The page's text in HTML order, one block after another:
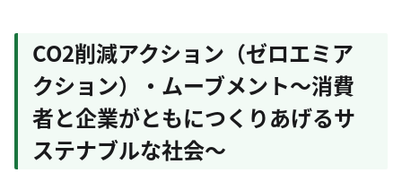
CO2削減アクション（ゼロエミア
クション）・ムーブメント～消費
者と企業がともにつくりあげるサ
ステナブルな社会～